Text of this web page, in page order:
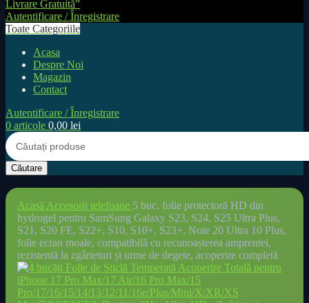
Autentificare / Înregistrare
Toate Categoriile
Acasa
Despre Noi
Magazin
Contact
Autentificare / Înregistrare
0 articole 0,00 lei
Căutare
Acasă Accesorii telefoane 5 buc. folie protectoră HD din
hydrogel pentru SamSung Galaxy S23, S24, S25 Ultra Plus,
S21, S20 FE, S22+, S10, S10+, S23+, Note 20 Ultra 10 Plus,
folie ecran moale, compatibilă cu recunoașterea amprentei,
rezistentă la zgârieturi și urme de degete, acoperire completă